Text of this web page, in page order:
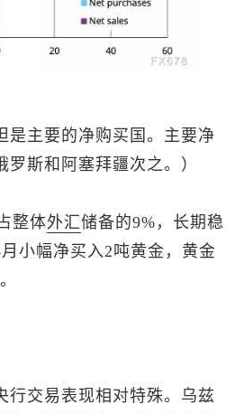
是主要的净购买国。主要净
斯和阿塞拜疆次之。）
整体外汇储备的9%，长期稳
小幅净买入2吨黄金，黄金
行交易表现相对特殊。乌兹